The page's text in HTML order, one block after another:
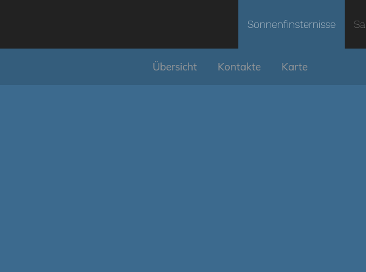
Sonnenfinsternisse
Übersicht Kontakte Karte